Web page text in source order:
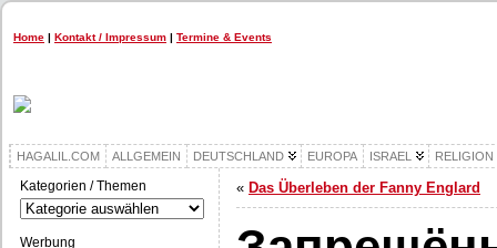
Home | Kontakt / Impressum | Termine & Events
HAGALIL.COM ALLGEMEIN DEUTSCHLAND EUROPA ISRAEL RELIGION
Kategorien / Themen
Kategorien
/
Themen
Werbung
« Das Überleben der Fanny Englard